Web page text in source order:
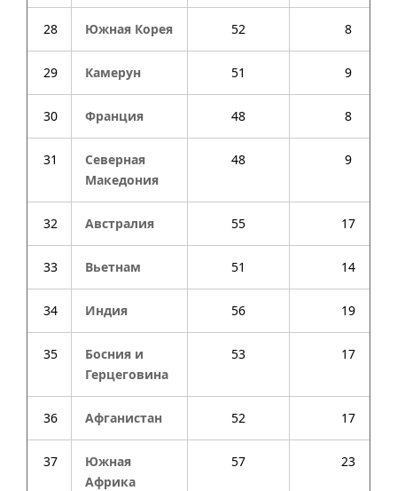
28 Южная Корея 52 8
29 Камерун 51 9
30 Франция 48 8
31
Северная
Македония
48 9
32 Австралия 55 17
33 Вьетнам 51 14
34 Индия 56 19
35
Босния и
Герцеговина
53 17
36 Афганистан 52 17
37
Южная
Африка
57 23